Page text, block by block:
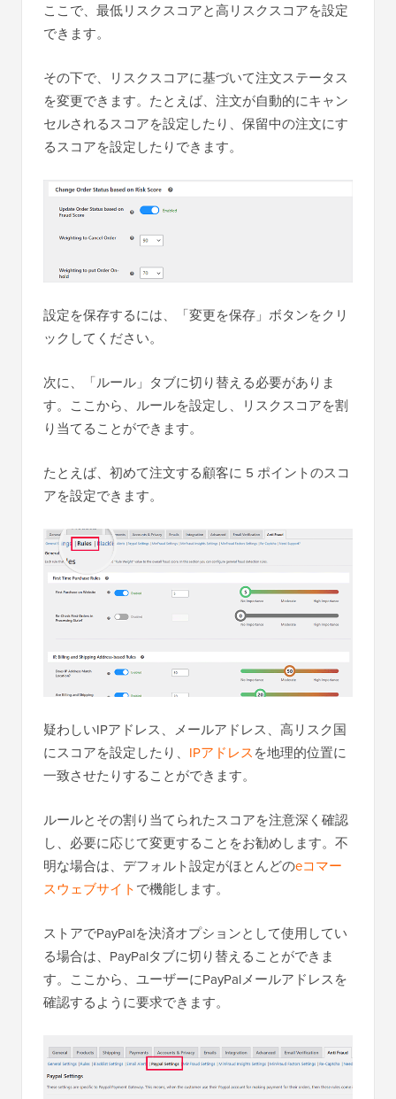
ここで、最低リスクスコアと高リスクスコアを設定
できます。
その下で、リスクスコアに基づいて注文ステータス
を変更できます。たとえば、注文が自動的にキャン
セルされるスコアを設定したり、保留中の注文にす
るスコアを設定したりできます。
設定を保存するには、「変更を保存」ボタンをクリ
ックしてください。
次に、「ルール」タブに切り替える必要がありま
す。ここから、ルールを設定し、リスクスコアを割
り当てることができます。
たとえば、初めて注文する顧客に 5 ポイントのスコ
アを設定できます。
疑わしいIPアドレス、メールアドレス、高リスク国
にスコアを設定したり、 IPアドレスを地理的位置に
一致させたりすることができます。
ルールとその割り当てられたスコアを注意深く確認
し、必要に応じて変更することをお勧めします。不
明な場合は、デフォルト設定がほとんどのeコマー
スウェブサイトで機能します。
ストアでPayPalを決済オプションとして使用してい
る場合は、PayPalタブに切り替えることができま
す。ここから、ユーザーにPayPalメールアドレスを
確認するように要求できます。